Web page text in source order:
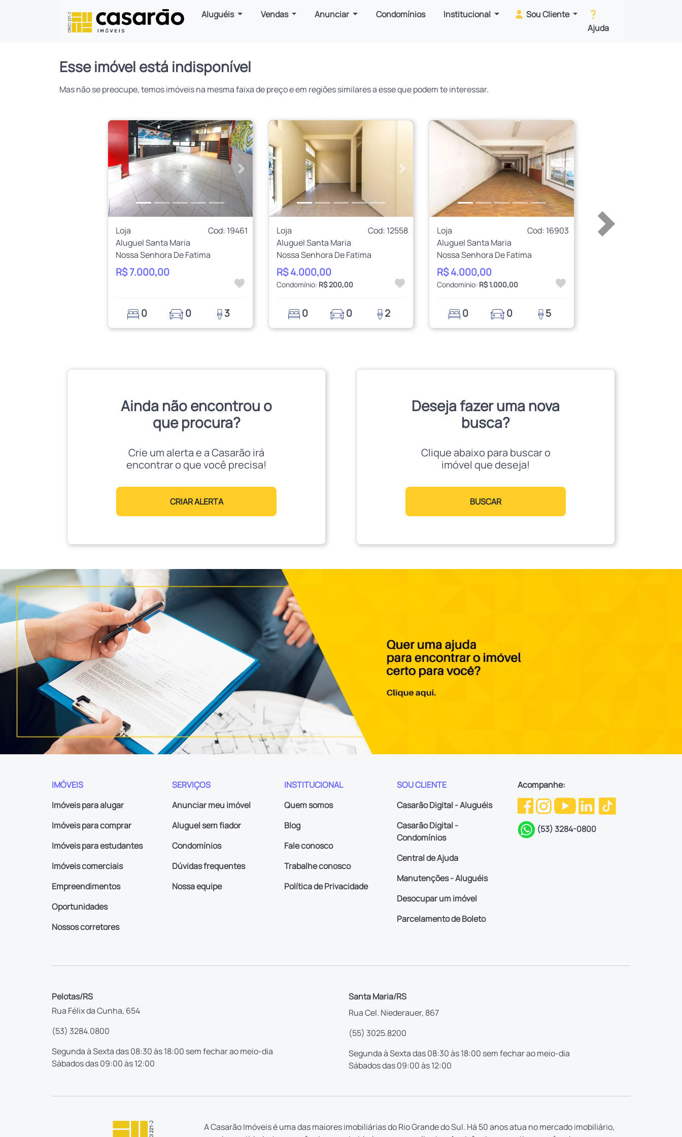
Aluguéis Vendas Anunciar Condomínios Institucional
Sou Cliente
Ajuda
Esse imóvel está indisponível
Mas não se preocupe, temos imóveis na mesma faixa de preço e em regiões similares a esse que podem te interessar.
Anterior Próximo
Loja
Cod: 19461
Aluguel Santa Maria
Nossa Senhora De Fatima
R$ 7.000,00
0 0 3
Anterior Próximo
Loja
Cod: 12558
Aluguel Santa Maria
Nossa Senhora De Fatima
R$ 4.000,00
Condomínio: R$ 200,00
0 0 2
Próximo
Loja
Cod: 16903
Aluguel Santa Maria
Nossa Senhora De Fatima
R$ 4.000,00
Condomínio: R$ 1.000,00
0 0 5
Ainda não encontrou o
que procura?
Crie um alerta e a Casarão irá
encontrar o que você precisa!
CRIAR ALERTA
Deseja fazer uma nova
busca?
Clique abaixo para buscar o
imóvel que deseja!
BUSCAR
IMÓVEIS
Imóveis para alugar
Imóveis para comprar
Imóveis para estudantes
Imóveis comerciais
Empreendimentos
Oportunidades
Nossos corretores
SERVIÇOS
Anunciar meu imóvel
Aluguel sem fiador
Condomínios
Dúvidas frequentes
Nossa equipe
INSTITUCIONAL
Quem somos
Blog
Fale conosco
Trabalhe conosco
Política de Privacidade
SOU CLIENTE
Casarão Digital - Aluguéis
Casarão Digital -
Condomínios
Central de Ajuda
Manutenções - Aluguéis
Desocupar um imóvel
Parcelamento de Boleto
Acompanhe:
(53) 3284-0800
Pelotas/RS
Rua Félix da Cunha, 654
(53) 3284.0800
Segunda à Sexta das 08:30 às 18:00 sem fechar ao meio-dia
Sábados das 09:00 às 12:00
Santa Maria/RS
Rua Cel. Niederauer, 867
(55) 3025.8200
Segunda à Sexta das 08:30 às 18:00 sem fechar ao meio-dia
Sábados das 09:00 às 12:00
A Casarão Imóveis é uma das maiores imobiliárias do Rio Grande do Sul. Há 50 anos atua no mercado imobiliário,